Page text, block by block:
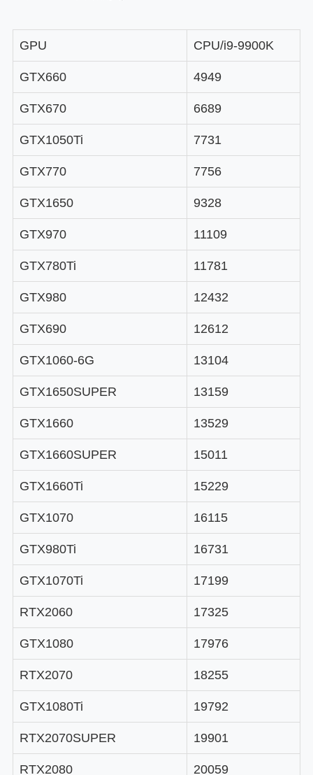
GPU CPU/i9-9900K
GTX660 4949
GTX670 6689
GTX1050Ti 7731
GTX770 7756
GTX1650 9328
GTX970 11109
GTX780Ti 11781
GTX980 12432
GTX690 12612
GTX1060-6G 13104
GTX1650SUPER 13159
GTX1660 13529
GTX1660SUPER 15011
GTX1660Ti 15229
GTX1070 16115
GTX980Ti 16731
GTX1070Ti 17199
RTX2060 17325
GTX1080 17976
RTX2070 18255
GTX1080Ti 19792
RTX2070SUPER 19901
RTX2080 20059